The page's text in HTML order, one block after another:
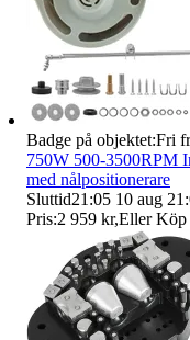
Badge på objektet:Fri
750W 500-3500RPM
med nålpositionerare
Sluttid21:05 10 aug
Pris:2 959 kr,Eller Köp